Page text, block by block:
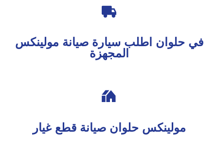

في حلوان اطلب سيارة صيانة مولينكس
المجهزة

مولينكس حلوان صيانة قطع غيار